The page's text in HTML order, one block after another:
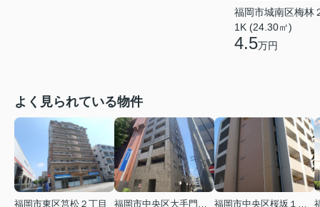
福岡市城南区梅林
1K (24.30㎡)
4.5万円
よく見られている物件
福岡市東区筥松２丁目